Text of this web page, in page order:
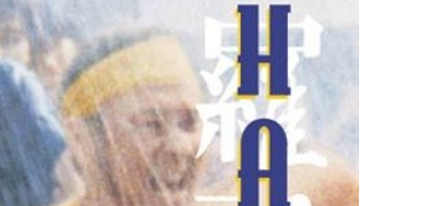
Pseudo oublié ?